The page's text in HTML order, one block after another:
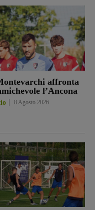
affronta
l’Ancona
8 Agosto 2026